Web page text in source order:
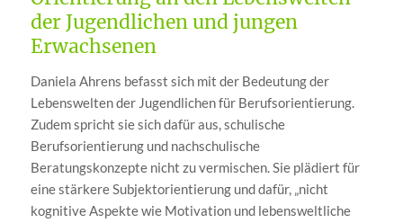
der Jugendlichen und jungen
Erwachsenen
Daniela Ahrens befasst sich mit der Bedeutung der
Lebenswelten der Jugendlichen für Berufsorientierung.
Zudem spricht sie sich dafür aus, schulische
Berufsorientierung und nachschulische
Beratungskonzepte nicht zu vermischen. Sie plädiert für
eine stärkere Subjektorientierung und dafür, „nicht
kognitive Aspekte wie Motivation und lebensweltliche